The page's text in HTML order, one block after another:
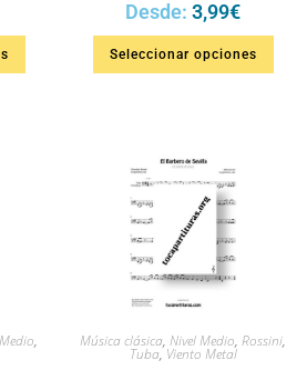
Desde: 3,99€
Seleccionar opciones
, Música clásica, Nivel Medio, Rossini,
Tuba,Viento Metal